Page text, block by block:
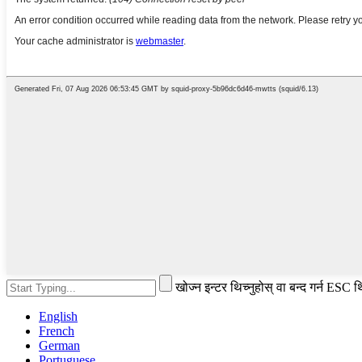
खोज्न इन्टर थिच्नुहोस् वा बन्द गर्न ESC
English
French
German